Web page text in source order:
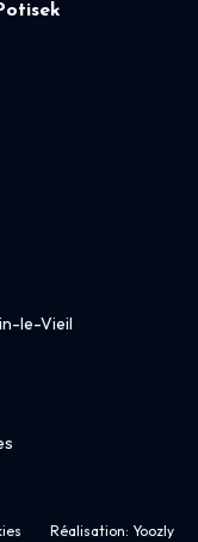
le-Vieil
Réalisation: Yoozly